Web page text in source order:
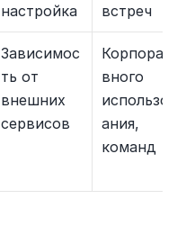
настройка
встреч
Зависимос
ть от
внешних
сервисов
вного
использов
ания,
команд